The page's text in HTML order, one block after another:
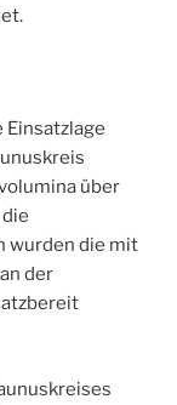
Einsatzlage
über
wurden die mit
der